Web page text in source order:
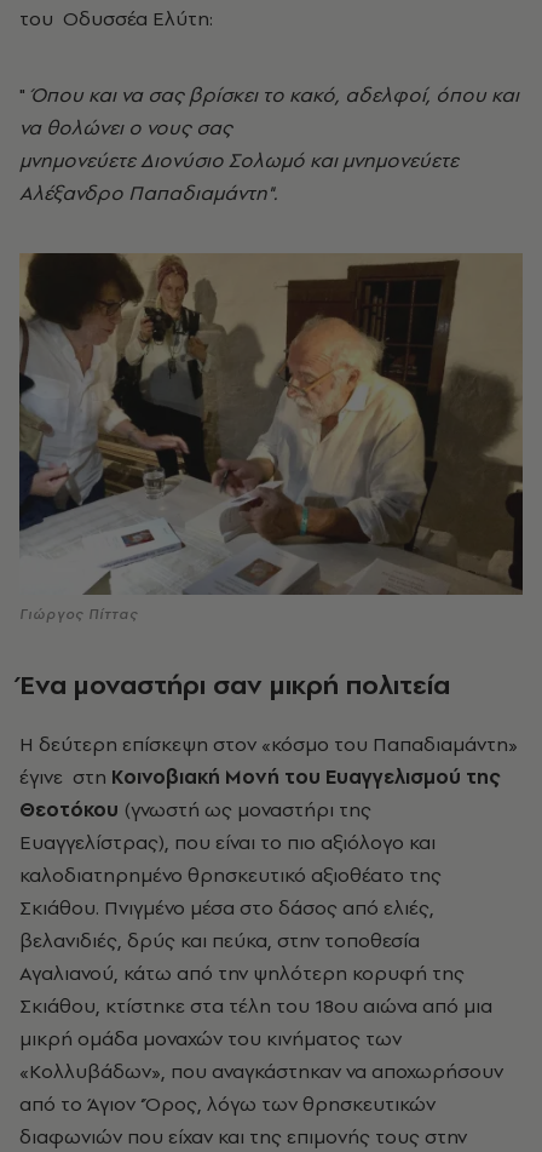
του Οδυσσέα Ελύτη:
" Όπου και να σας βρίσκει το κακό, αδελφοί, όπου και
να θολώνει ο νους σας
μνημονεύετε Διονύσιο Σολωμό και μνημονεύετε
Αλέξανδρο Παπαδιαμάντη".
Γιώργος Πίττας
Ένα μοναστήρι σαν μικρή πολιτεία
Η δεύτερη επίσκεψη στον «κόσμο του Παπαδιαμάντη»
έγινε στη Κοινοβιακή Μονή του Ευαγγελισμού της
Θεοτόκου (γνωστή ως μοναστήρι της
Ευαγγελίστρας), που είναι το πιο αξιόλογο και
καλοδιατηρημένο θρησκευτικό αξιοθέατο της
Σκιάθου. Πνιγμένο μέσα στο δάσος από ελιές,
βελανιδιές, δρύς και πεύκα, στην τοποθεσία
Αγαλιανού, κάτω από την ψηλότερη κορυφή της
Σκιάθου, κτίστηκε στα τέλη του 18ου αιώνα από μια
μικρή ομάδα μοναχών του κινήματος των
«Κολλυβάδων», που αναγκάστηκαν να αποχωρήσουν
από το Άγιον ‘Όρος, λόγω των θρησκευτικών
διαφωνιών που είχαν και της επιμονής τους στην